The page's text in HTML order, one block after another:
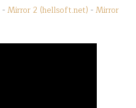
-Mirror 2 (hellsoft.net) -Mirror